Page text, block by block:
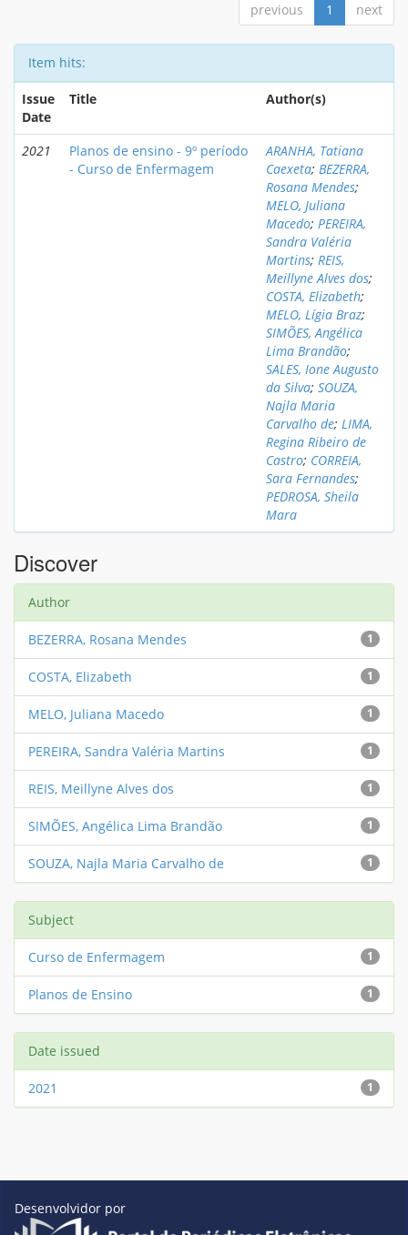
previous 1 next
Item hits:
Issue
Date
Title Author(s)
2021
Planos de ensino - 9º período
- Curso de Enfermagem
ARANHA, Tatiana
Caexeta; BEZERRA,
Rosana Mendes;
MELO, Juliana
Macedo; PEREIRA,
Sandra Valéria
Martins; REIS,
Meillyne Alves dos;
COSTA, Elizabeth;
MELO, Lígia Braz;
SIMÕES, Angélica
Lima Brandão;
SALES, Ione Augusto
da Silva; SOUZA,
Najla Maria
Carvalho de; LIMA,
Regina Ribeiro de
Castro; CORREIA,
Sara Fernandes;
PEDROSA, Sheila
Mara
Discover
Author
1
BEZERRA, Rosana Mendes
1
COSTA, Elizabeth
1
MELO, Juliana Macedo
1
PEREIRA, Sandra Valéria Martins
1
REIS, Meillyne Alves dos
1
SIMÕES, Angélica Lima Brandão
1
SOUZA, Najla Maria Carvalho de
Subject
1
Curso de Enfermagem
1
Planos de Ensino
Date issued
1
2021
Desenvolvidor por